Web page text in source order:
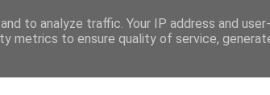
to analyze traffic. Your IP address and
metrics to ensure quality of service,